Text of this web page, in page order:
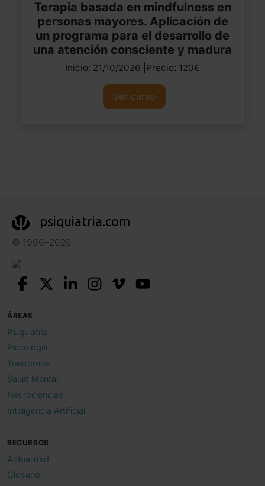
Terapia basada en mindfulness en
personas mayores. Aplicación de
un programa para el desarrollo de
una atención consciente y madura
Inicio: 21/10/2026 |Precio: 120€
Ver curso
psiquiatria.com
© 1996–2026
ÁREAS
Psiquiatría
Psicología
Trastornos
Salud Mental
Neurociencias
Inteligencia Artificial
RECURSOS
Actualidad
Glosario